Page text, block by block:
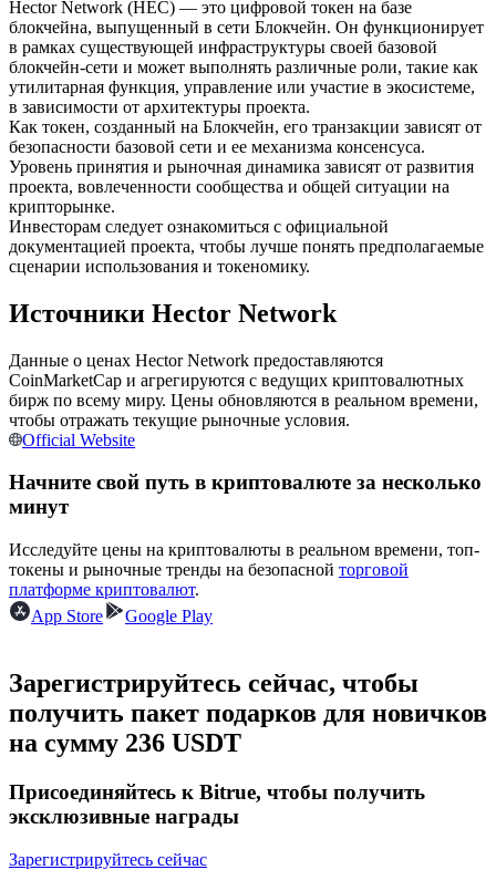
USDC фьючерсы
Фьючерсы с использованием USDC в качестве
обеспечения
Копирование торговли
Присоединяйтесь к лучшим трейдерам
Наслаждайтесь распределением прибыли и комиссиями
за копи-трейдинг
Hector Network (HEC) — это цифровой токен на базе
блокчейна, выпущенный в сети Блокчейн. Он функционирует
в рамках существующей инфраструктуры своей базовой
блокчейн-сети и может выполнять различные роли, такие как
утилитарная функция, управление или участие в экосистеме,
в зависимости от архитектуры проекта.
Как токен, созданный на Блокчейн, его транзакции зависят от
безопасности базовой сети и ее механизма консенсуса.
Уровень принятия и рыночная динамика зависят от развития
проекта, вовлеченности сообщества и общей ситуации на
крипторынке.
Инвесторам следует ознакомиться с официальной
документацией проекта, чтобы лучше понять предполагаемые
сценарии использования и токеномику.
Источники Hector Network
Данные о ценах Hector Network предоставляются
CoinMarketCap и агрегируются с ведущих криптовалютных
бирж по всему миру. Цены обновляются в реальном времени,
чтобы отражать текущие рыночные условия.
Official Website
Начните свой путь в криптовалюте за несколько
минут
Исследуйте цены на криптовалюты в реальном времени, топ-
токены и рыночные тренды на безопасной торговой
платформе криптовалют.
App Store
Google Play
Зарегистрируйтесь сейчас, чтобы
получить пакет подарков для новичков
на сумму 236 USDT
Присоединяйтесь к Bitrue, чтобы получить
эксклюзивные награды
Зарегистрируйтесь сейчас